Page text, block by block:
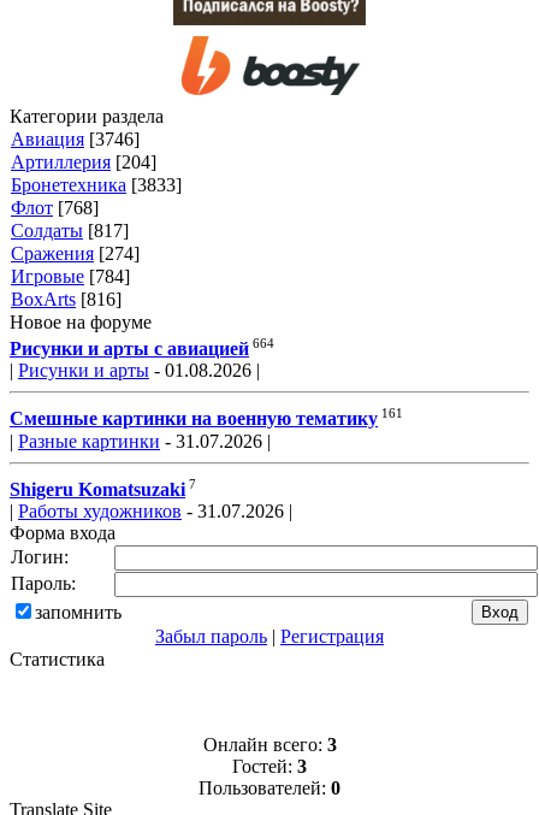
Категории раздела
Авиация [3746]
Артиллерия [204]
Бронетехника [3833]
Флот [768]
Солдаты [817]
Сражения [274]
Игровые [784]
BoxArts [816]
Новое на форуме
Рисунки и арты с авиацией 664
| Рисунки и арты - 01.08.2026 |
Смешные картинки на военную тематику 161
| Разные картинки - 31.07.2026 |
Shigeru Komatsuzaki 7
| Работы художников - 31.07.2026 |
Форма входа
Логин:
Пароль:
запомнить
Забыл пароль | Регистрация
Статистика
Онлайн всего: 3
Гостей: 3
Пользователей: 0
Translate Site